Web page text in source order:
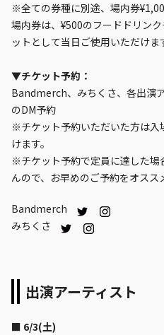
※全ての券種に別途、場内券
場内券は、¥500のフードドリン
ットとして当日ご使用いただけま
▼チケット予約：
Bandmerch、みちくさ、各出演
のDM予約
※チケット予約いただいた方は入
けます。
※チケット予約で定員に達した場
んので、お早めのご予約をオスス
Bandmerch
みちくさ
出演アーティスト
■ 6/3(土)